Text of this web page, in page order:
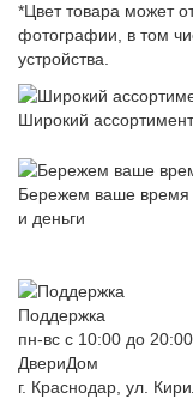
*Цвет товара может
фотографии, в том
устройства.
Широкий ассортимент
Бережем ваше время
и деньги
Поддержка
пн-вс с 10:00 до 20:00
ДвериДом
г. Краснодар, ул.